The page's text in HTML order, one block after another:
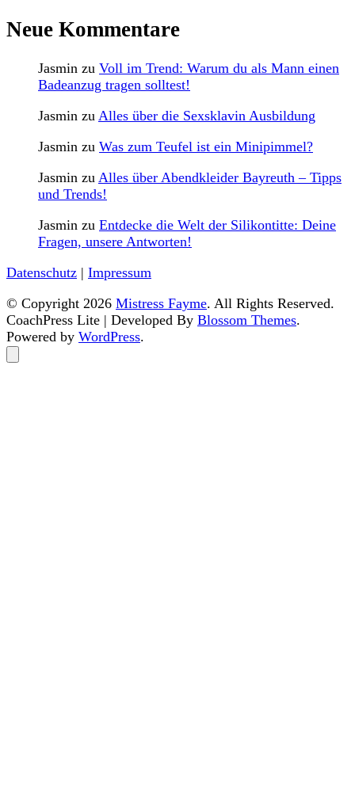
Neue Kommentare
Jasmin zu Voll im Trend: Warum du als Mann einen
Badeanzug tragen solltest!
Jasmin zu Alles über die Sexsklavin Ausbildung
Jasmin zu Was zum Teufel ist ein Minipimmel?
Jasmin zu Alles über Abendkleider Bayreuth – Tipps
und Trends!
Jasmin zu Entdecke die Welt der Silikontitte: Deine
Fragen, unsere Antworten!
Datenschutz | Impressum
© Copyright 2026 Mistress Fayme. All Rights Reserved.
CoachPress Lite | Developed By Blossom Themes.
Powered by WordPress.